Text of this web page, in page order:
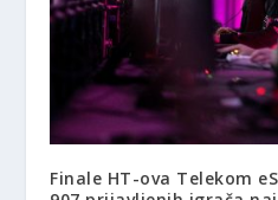
Finale HT-ova Telekom